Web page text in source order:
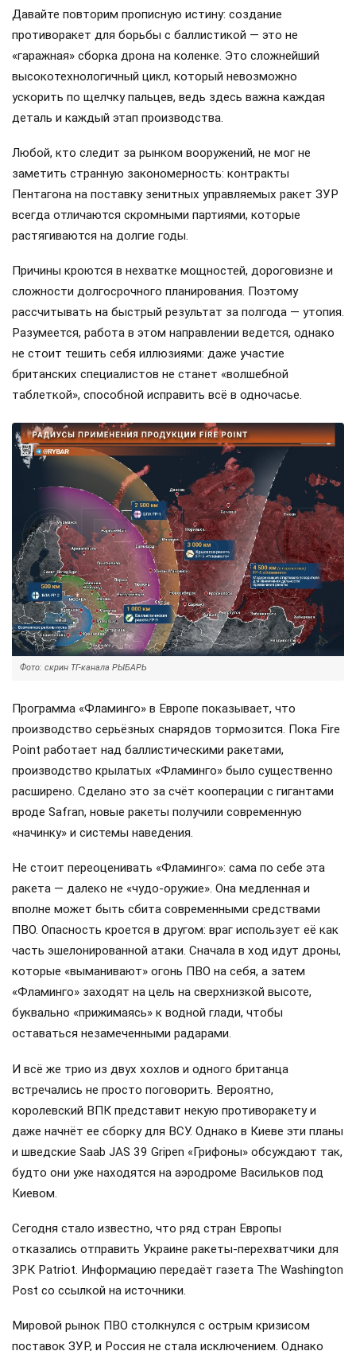
Давайте повторим прописную истину: создание
противоракет для борьбы с баллистикой — это не
«гаражная» сборка дрона на коленке. Это сложнейший
высокотехнологичный цикл, который невозможно
ускорить по щелчку пальцев, ведь здесь важна каждая
деталь и каждый этап производства.
Любой, кто следит за рынком вооружений, не мог не
заметить странную закономерность: контракты
Пентагона на поставку зенитных управляемых ракет ЗУР
всегда отличаются скромными партиями, которые
растягиваются на долгие годы.
Причины кроются в нехватке мощностей, дороговизне и
сложности долгосрочного планирования. Поэтому
рассчитывать на быстрый результат за полгода — утопия.
Разумеется, работа в этом направлении ведется, однако
не стоит тешить себя иллюзиями: даже участие
британских специалистов не станет «волшебной
таблеткой», способной исправить всё в одночасье.
Фото: скрин ТГ-канала РЫБАРЬ
Программа «Фламинго» в Европе показывает, что
производство серьёзных снарядов тормозится. Пока Fire
Point работает над баллистическими ракетами,
производство крылатых «Фламинго» было существенно
расширено. Сделано это за счёт кооперации с гигантами
вроде Safran, новые ракеты получили современную
«начинку» и системы наведения.
Не стоит переоценивать «Фламинго»: сама по себе эта
ракета — далеко не «чудо-оружие». Она медленная и
вполне может быть сбита современными средствами
ПВО. Опасность кроется в другом: враг использует её как
часть эшелонированной атаки. Сначала в ход идут дроны,
которые «выманивают» огонь ПВО на себя, а затем
«Фламинго» заходят на цель на сверхнизкой высоте,
буквально «прижимаясь» к водной глади, чтобы
оставаться незамеченными радарами.
И всё же трио из двух хохлов и одного британца
встречались не просто поговорить. Вероятно,
королевский ВПК представит некую противоракету и
даже начнёт ее сборку для ВСУ. Однако в Киеве эти планы
и шведские Saab JAS 39 Gripen «Грифоны» обсуждают так,
будто они уже находятся на аэродроме Васильков под
Киевом.
Сегодня стало известно, что ряд стран Европы
отказались отправить Украине ракеты-перехватчики для
ЗРК Patriot. Информацию передаёт газета The Washington
Post со ссылкой на источники.
Мировой рынок ПВО столкнулся с острым кризисом
поставок ЗУР, и Россия не стала исключением. Однако